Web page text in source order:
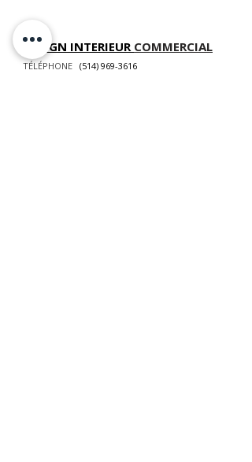
DESIGN INTERIEUR COMMERCIAL
TÉLÉPHONE (514) 969-3616